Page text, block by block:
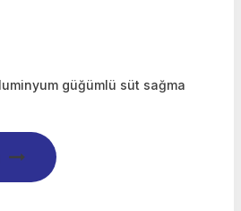
güğümlü süt sağma